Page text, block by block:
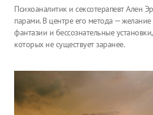
Психоаналитик и сексотерапевт Ален
парами. В центре его метода —
фантазии и бессознательные
которых не существует заранее.